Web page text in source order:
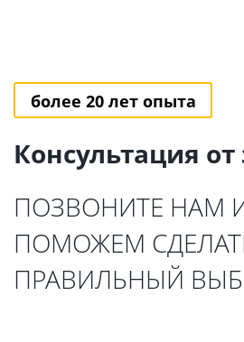
более 20 лет опыта
Консультация от
ПОЗВОНИТЕ НАМ
ПОМОЖЕМ
ПРАВИЛЬНЫЙ